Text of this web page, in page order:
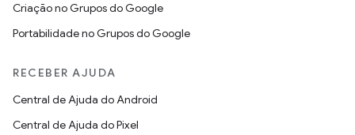
Criação no Grupos do Google
Portabilidade no Grupos do Google
RECEBER AJUDA
Central de Ajuda do Android
Central de Ajuda do Pixel